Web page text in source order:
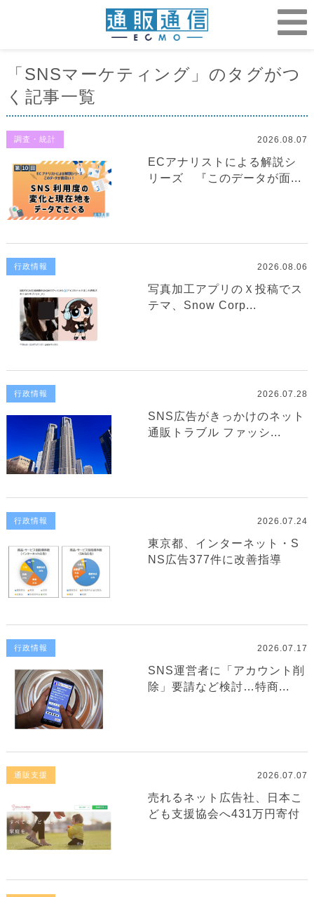
「SNSマーケティング」のタグがつ
く記事一覧
調査・統計 2026.08.07
ECアナリストによる解説シ
リーズ 『このデータが面...
行政情報 2026.08.06
写真加工アプリのＸ投稿でス
テマ、Snow Corp...
行政情報 2026.07.28
SNS広告がきっかけのネット
通販トラブル ファッシ...
行政情報 2026.07.24
東京都、インターネット・S
NS広告377件に改善指導
行政情報 2026.07.17
SNS運営者に「アカウント削
除」要請など検討…特商...
通販支援 2026.07.07
売れるネット広告社、日本こ
ども支援協会へ431万円寄付